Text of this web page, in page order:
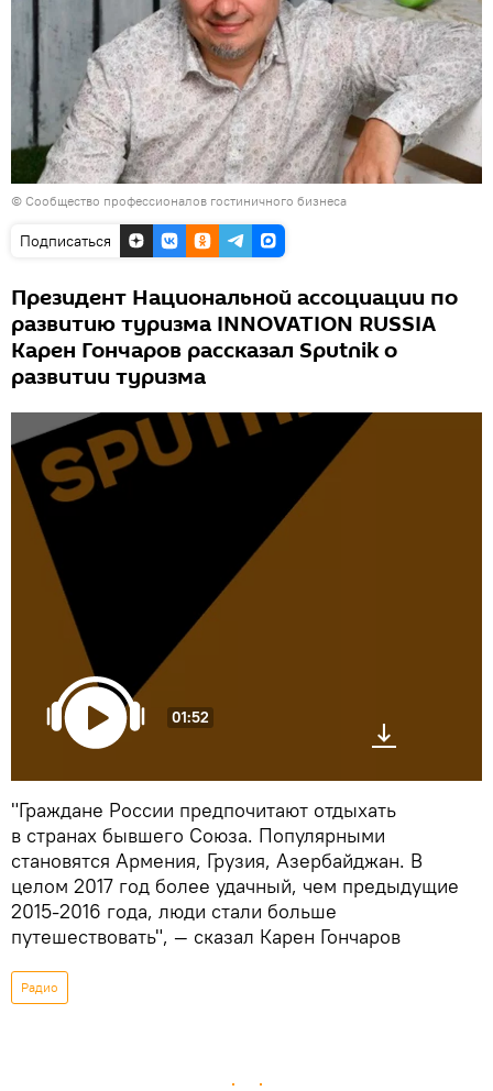
© Сообщество профессионалов гостиничного бизнеса
Подписаться
Президент Национальной ассоциации по
развитию туризма INNOVATION RUSSIA
Карен Гончаров рассказал Sputnik о
развитии туризма
01:52
"Граждане России предпочитают отдыхать
в странах бывшего Союза. Популярными
становятся Армения, Грузия, Азербайджан. В
целом 2017 год более удачный, чем предыдущие
2015-2016 года, люди стали больше
путешествовать", — сказал Карен Гончаров
Радио